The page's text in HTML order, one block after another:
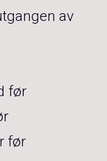
av
før
før